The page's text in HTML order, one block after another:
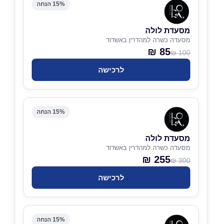
15% הנחה
מסעדת לולה
מסעדה כשרה למהדרין באשדוד
100 ₪
85 ₪
לרכישה
15% הנחה
מסעדת לולה
מסעדה כשרה למהדרין באשדוד
300 ₪
255 ₪
לרכישה
15% הנחה